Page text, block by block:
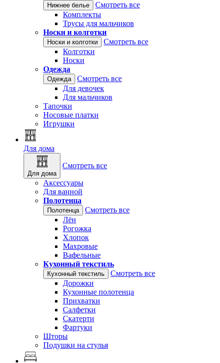
Нижнее белье
Смотреть все
Комплекты
Трусы для мальчиков
Носки и колготки
Носки и колготки
Смотреть все
Колготки
Носки
Одежда
Одежда
Смотреть все
Для девочек
Для мальчиков
Тапочки
Носовые платки
Игрушки
Для дома
Для дома
Смотреть все
Аксессуары
Для ванной
Полотенца
Полотенца
Смотреть все
Лён
Рогожка
Хлопок
Махровые
Вафельные
Кухонный текстиль
Кухонный текстиль
Смотреть все
Дорожки
Кухонные полотенца
Прихватки
Салфетки
Скатерти
Фартуки
Шторы
Подушки на стулья